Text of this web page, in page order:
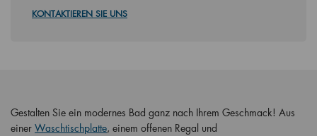
KONTAKTIEREN SIE UNS
Gestalten Sie ein modernes Bad ganz nach Ihrem Geschmack! Aus
einer Waschtischplatte, einem offenen Regal und